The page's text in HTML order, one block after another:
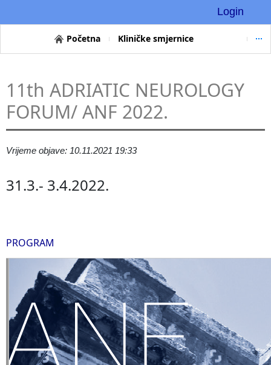
Login
Početna Kliničke smjernice
11th ADRIATIC NEUROLOGY
FORUM/ ANF 2022.
Vrijeme objave: 10.11.2021 19:33
31.3.- 3.4.2022.
PROGRAM